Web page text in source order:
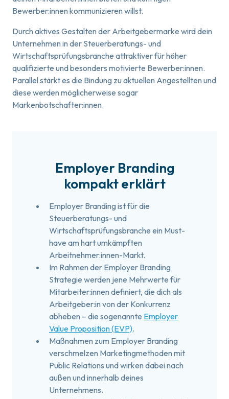
Bewerber:innen kommunizieren willst.
Durch aktives Gestalten der Arbeitgebermarke wird dein
Unternehmen in der Steuerberatungs- und
Wirtschaftsprüfungsbranche attraktiver für höher
qualifizierte und besonders motivierte Bewerber:innen.
Parallel stärkt es die Bindung zu aktuellen Angestellten und
diese werden möglicherweise sogar
Markenbotschafter:innen.
Employer Branding
kompakt erklärt
Employer Branding ist für die
Steuerberatungs- und
Wirtschaftsprüfungsbranche ein Must-
have am hart umkämpften
Arbeitnehmer:innen-Markt.
Im Rahmen der Employer Branding
Strategie werden jene Mehrwerte für
Mitarbeiter:innen definiert, die dich als
Arbeitgeber:in von der Konkurrenz
abheben – die sogenannte Employer
Value Proposition (EVP).
Maßnahmen zum Employer Branding
verschmelzen Marketingmethoden mit
Public Relations und wirken dabei nach
außen und innerhalb deines
Unternehmens.